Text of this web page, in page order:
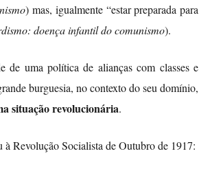
) mas, igualmente “estar preparada para
doença infantil do comunismo).
de uma política de alianças com classes e
burguesia, no contexto do seu domínio,
situação revolucionária.
à Revolução Socialista de Outubro de 1917: